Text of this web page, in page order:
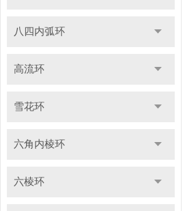
八四内弧环
高流环
雪花环
六角内棱环
六棱环